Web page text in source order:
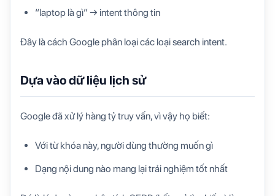
“laptop là gì” → intent thông tin
Đây là cách Google phân loại các loại search intent.
Dựa vào dữ liệu lịch sử
Google đã xử lý hàng tỷ truy vấn, vì vậy họ biết:
Với từ khóa này, người dùng thường muốn gì
Dạng nội dung nào mang lại trải nghiệm tốt nhất